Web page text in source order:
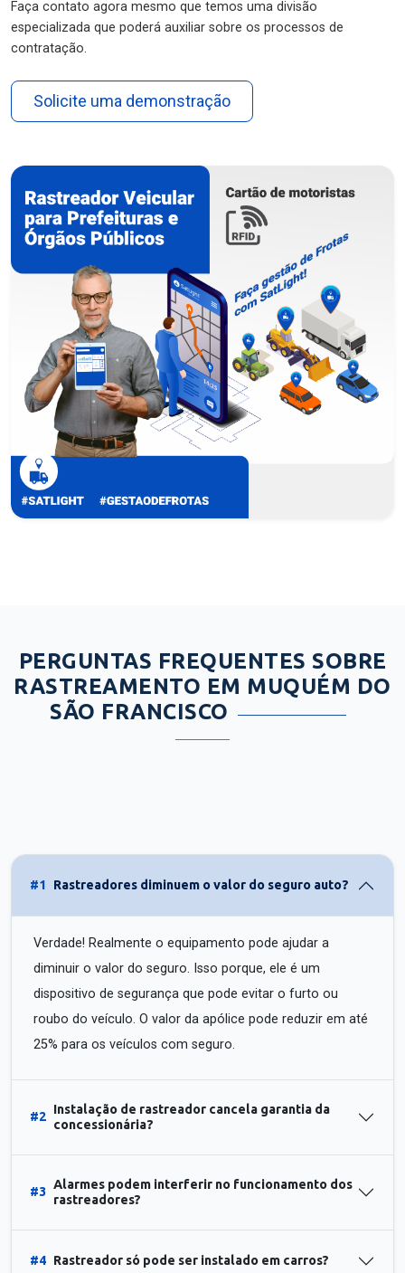
Faça contato agora mesmo que temos uma divisão
especializada que poderá auxiliar sobre os processos de
contratação.
Solicite uma demonstração
PERGUNTAS FREQUENTES SOBRE
RASTREAMENTO EM MUQUÉM DO
SÃO FRANCISCO
#1 Rastreadores diminuem o valor do seguro auto?
Verdade! Realmente o equipamento pode ajudar a
diminuir o valor do seguro. Isso porque, ele é um
dispositivo de segurança que pode evitar o furto ou
roubo do veículo. O valor da apólice pode reduzir em até
25% para os veículos com seguro.
#2
Instalação de rastreador cancela garantia da
concessionária?
#3
Alarmes podem interferir no funcionamento dos
rastreadores?
#4 Rastreador só pode ser instalado em carros?